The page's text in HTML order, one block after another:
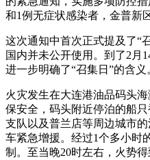
和1例无症状感染者，金普新
这次通知中首次正式提及了“
国内并未公开使用。到了2月
进一步明确了“召集日”的含义
火灾发生在大连港油品码头
保安全，码头附近停泊的船
支队以及普兰店等周边城市
车紧急增援。经过1个多小时
制。至当晚20时左右，火势